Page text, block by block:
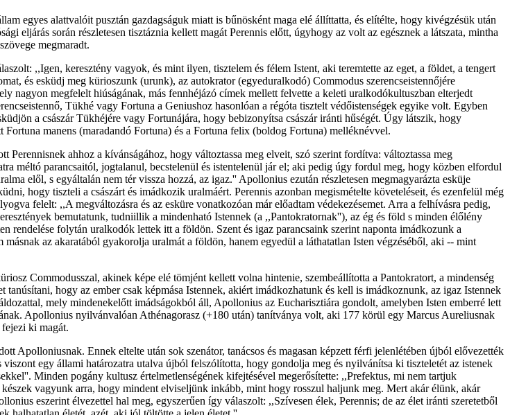
egyes alattvalóit pusztán gazdagságuk miatt is bűnösként maga elé állíttatta, és elítélte, hogy kivégzésük után
eljárás során részletesen tisztáznia kellett magát Perennis előtt, úgyhogy az volt az egésznek a látszata, mintha
megmaradt.
,,Igen, keresztény vagyok, és mint ilyen, tisztelem és félem Istent, aki teremtette az eget, a földet, a tengert
és esküdj meg kürioszunk (urunk), az autokrator (egyeduralkodó) Commodus szerencseistennőjére
nagyon megfelelt hiúságának, más fennhéjázó címek mellett felvette a keleti uralkodókultuszban elterjedt
Tükhé vagy Fortuna a Geniushoz hasonlóan a régóta tisztelt védőistenségek egyike volt. Egyben
a császár Tükhéjére vagy Fortunájára, hogy bebizonyítsa császár iránti hűségét. Úgy látszik, hogy
manens (maradandó Fortuna) és a Fortuna felix (boldog Fortuna) melléknévvel.
ahhoz a kívánságához, hogy változtassa meg elveit, szó szerint fordítva: változtassa meg
méltó parancsaitól, jogtalanul, becstelenül és istentelenül jár el; aki pedig úgy fordul meg, hogy közben elfordul
elől, s egyáltalán nem tér vissza hozzá, az igaz.'' Apollonius ezután részletesen megmagyarázta esküje
hogy tiszteli a császárt és imádkozik uralmáért. Perennis azonban megismételte követeléseit, és ezenfelül még
felelt: ,,A megváltozásra és az esküre vonatkozóan már előadtam védekezésemet. Arra a felhívásra pedig,
bemutatunk, tudniillik a mindenható Istennek (a ,,Pantokratornak''), az ég és föld s minden élőlény
folytán uralkodók lettek itt a földön. Szent és igaz parancsaink szerint naponta imádkozunk a
az akaratából gyakorolja uralmát a földön, hanem egyedül a láthatatlan Isten végzéséből, aki -- mint
Commodusszal, akinek képe elé tömjént kellett volna hintenie, szembeállította a Pantokratort, a mindenség
hogy az ember csak képmása Istennek, akiért imádkozhatunk és kell is imádkoznunk, az igaz Istennek
mely mindenekelőtt imádságokból áll, Apollonius az Eucharisztiára gondolt, amelyben Isten emberré lett
Apollonius nyilvánvalóan Athénagorasz (+180 után) tanítványa volt, aki 177 körül egy Marcus Aureliusnak
ki magát.
Apolloniusnak. Ennek eltelte után sok szenátor, tanácsos és magasan képzett férfi jelenlétében újból elővezették
egy állami határozatra utalva újból felszólította, hogy gondolja meg és nyilvánítsa ki tiszteletét az istenek
Minden pogány kultusz értelmetlenségének kifejtésével megerősítette: ,,Prefektus, mi nem tartjuk
vagyunk arra, hogy mindent elviseljünk inkább, mint hogy rosszul haljunk meg. Mert akár élünk, akár
eszerint élvezettel hal meg, egyszerűen így válaszolt: ,,Szívesen élek, Perennis; de az élet iránti szeretetből